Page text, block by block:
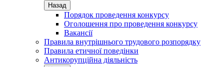
Назад
Порядок проведення конкурсу
Оголошення про проведення конкурсу
Вакансії
Правила внутрішнього трудового розпорядку
Правила етичної поведінки
Антикорупційна діяльність